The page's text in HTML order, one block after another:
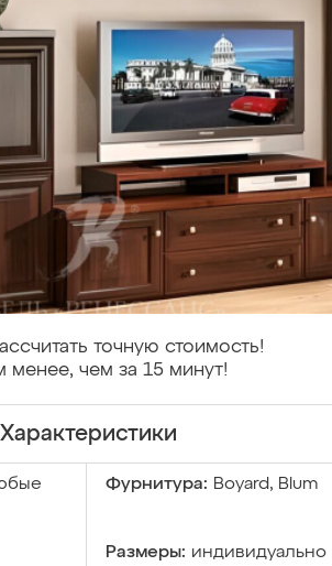
точную стоимость!
менее, чем за 15 минут!
Характеристики
Фурнитура: Boyard, Blum
Размеры: индивидуально